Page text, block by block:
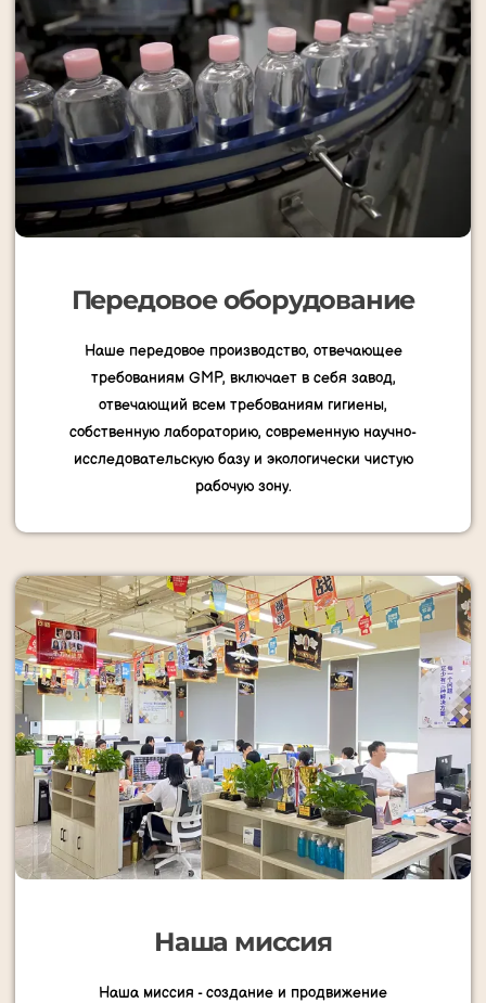
Передовое оборудование
Наше передовое производство, отвечающее
требованиям GMP, включает в себя завод,
отвечающий всем требованиям гигиены,
собственную лабораторию, современную научно-
исследовательскую базу и экологически чистую
рабочую зону.
Наша миссия
Наша миссия - создание и продвижение